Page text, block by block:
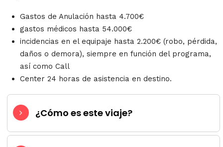
Gastos de Anulación hasta 4.700€
gastos médicos hasta 54.000€
incidencias en el equipaje hasta 2.200€ (robo, pérdida,
daños o demora), siempre en función del programa,
así como Call
Center 24 horas de asistencia en destino.
¿Cómo es este viaje?